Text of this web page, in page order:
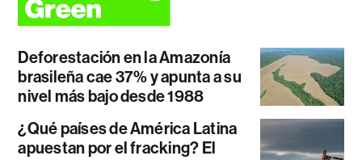
Deforestación en la Amazonía
brasileña cae 37% y apunta a su
nivel más bajo desde 1988
¿Qué países de América Latina
apuestan por el fracking? El